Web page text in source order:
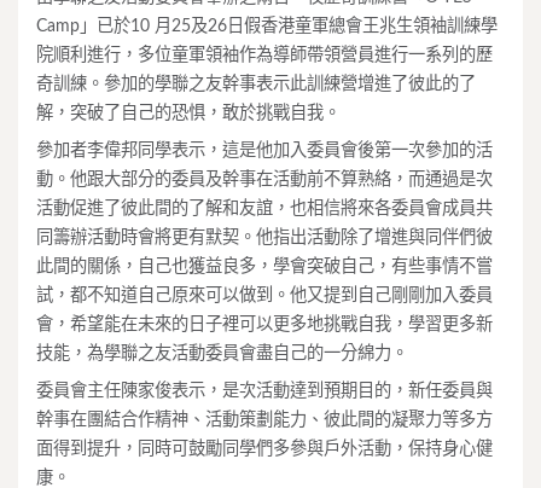
Camp」已於10 月25及26日假香港童軍總會王兆生領袖訓練學
院順利進行，多位童軍領袖作為導師帶領營員進行一系列的歷
奇訓練。參加的學聯之友幹事表示此訓練營增進了彼此的了
解，突破了自己的恐惧，敢於挑戰自我。
參加者李偉邦同學表示，這是他加入委員會後第一次參加的活
動。他跟大部分的委員及幹事在活動前不算熟絡，而通過是次
活動促進了彼此間的了解和友誼，也相信將來各委員會成員共
同籌辦活動時會將更有默契。他指出活動除了增進與同伴們彼
此間的關係，自己也獲益良多，學會突破自己，有些事情不嘗
試，都不知道自己原來可以做到。他又提到自己剛剛加入委員
會，希望能在未來的日子裡可以更多地挑戰自我，學習更多新
技能，為學聯之友活動委員會盡自己的一分綿力。
委員會主任陳家俊表示，是次活動達到預期目的，新任委員與
幹事在團結合作精神、活動策劃能力、彼此間的凝聚力等多方
面得到提升，同時可鼓勵同學們多參與戶外活動，保持身心健
康。